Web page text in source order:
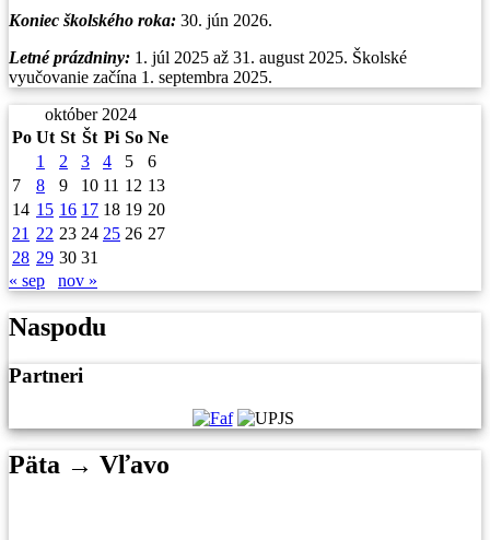
Koniec školského roka: 30. jún 2026.
Letné prázdniny: 1. júl 2025 až 31. august 2025. Školské
vyučovanie začína 1. septembra 2025.
október 2024
Po Ut St Št Pi So Ne
1
2 3 4 5
6
7
8 9 10 11 12 13
14 15 16 17 18 19 20
21 22 23 24 25 26 27
28 29 30 31
« sep
nov »
Naspodu
Partneri
Päta → Vľavo